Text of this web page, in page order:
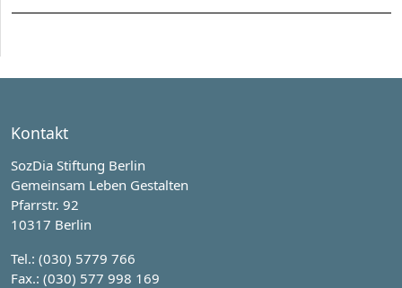
Kontakt
SozDia Stiftung Berlin
Gemeinsam Leben Gestalten
Pfarrstr. 92
10317 Berlin
Tel.: (030) 5779 766
Fax.: (030) 577 998 169